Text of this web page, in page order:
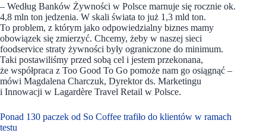
– Według Banków Żywności w Polsce marnuje się rocznie ok.
4,8 mln ton jedzenia. W skali świata to już 1,3 mld ton.
To problem, z którym jako odpowiedzialny biznes mamy
obowiązek się zmierzyć. Chcemy, żeby w naszej sieci
foodservice straty żywności były ograniczone do minimum.
Taki postawiliśmy przed sobą cel i jestem przekonana,
że współpraca z Too Good To Go pomoże nam go osiągnąć –
mówi Magdalena Charczuk, Dyrektor ds. Marketingu
i Innowacji w Lagardère Travel Retail w Polsce.
Ponad 130 paczek od So Coffee trafiło do klientów w ramach
testu